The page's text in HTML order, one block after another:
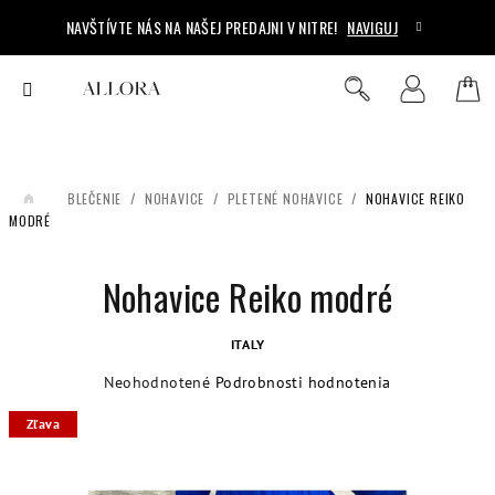
obsah
NAVŠTÍVTE NÁS NA NAŠEJ PREDAJNI V NITRE! NAVIGUJ
DOMOV OBLEČENIE / NOHAVICE / PLETENÉ NOHAVICE / NOHAVICE REIKO
MODRÉ
Nohavice Reiko modré
ITALY
Priemerné
Neohodnotené Podrobnosti hodnotenia
Zľava